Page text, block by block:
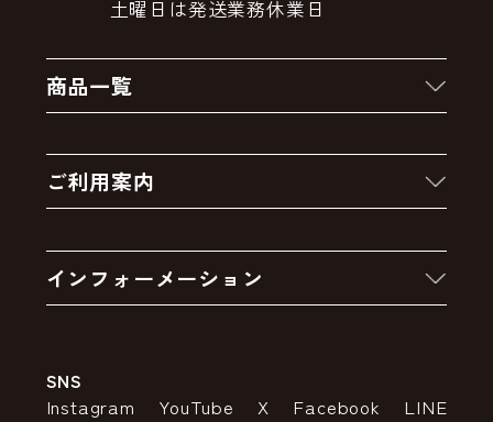
土曜日は発送業務休業日
商品一覧
クーポン
卸販売・大量注文
アウトレットセール
ご利用案内
お支払いについて
インフォーメーション
特定商取引法の表示
SNS
Instagram YouTube X Facebook LINE